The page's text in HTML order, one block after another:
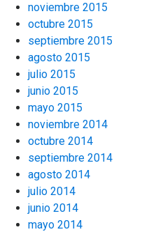
noviembre 2015
octubre 2015
septiembre 2015
agosto 2015
julio 2015
junio 2015
mayo 2015
noviembre 2014
octubre 2014
septiembre 2014
agosto 2014
julio 2014
junio 2014
mayo 2014